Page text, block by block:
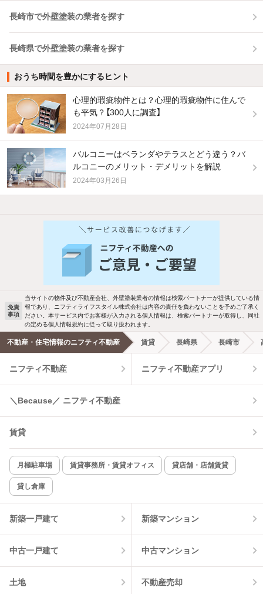
長崎市で外壁塗装の業者を探す
長崎県で外壁塗装の業者を探す
おうち時間を豊かにするヒント
心理的瑕疵物件とは？心理的瑕疵物件に住んで
も平気？【300人に調査】
2024年07月28日
バルコニーはベランダやテラスとどう違う？バ
ルコニーのメリット・デメリットを解説
2024年03月26日
他の人はこんな条件で絞り込んでいます！
バス・トイレ別 2階以上
駐車場あり ペット相談
洗濯機置場あり 独立洗面台
エアコンあり 都市ガス
温水洗浄便座 オートロック
コンロ2口以上
新着のみ インターネット無料
該当件数:
2
免責
事項
当サイトの物件及び不動産会社、外壁塗装業者の情報は検索パートナーが提供している情
報であり、ニフティライフスタイル株式会社は内容の責任を負わないことを予めご了承く
ださい。本サービス内でお客様が入力される個人情報は、検索パートナーが取得し、同社
の定める個人情報規約に従って取り扱われます。
不動産・住宅情報のニフティ不動産 賃貸 長崎県 長崎市
ニフティ不動産 ニフティ不動産アプリ
＼Because／ ニフティ不動産
賃貸
月極駐車場 賃貸事務所・賃貸オフィス 貸店舗・店舗賃貸
貸し倉庫
新築一戸建て 新築マンション
中古一戸建て 中古マンション
土地 不動産売却